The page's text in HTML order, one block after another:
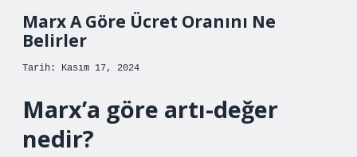
Marx A Göre Ücret Oranını Ne
Belirler
Tarih: Kasım 17, 2024
Marx’a göre artı-değer
nedir?